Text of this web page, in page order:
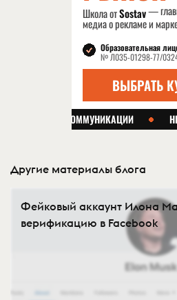
Другие материалы блога
Фейковый аккаунт Илона
верификацию в Facebook